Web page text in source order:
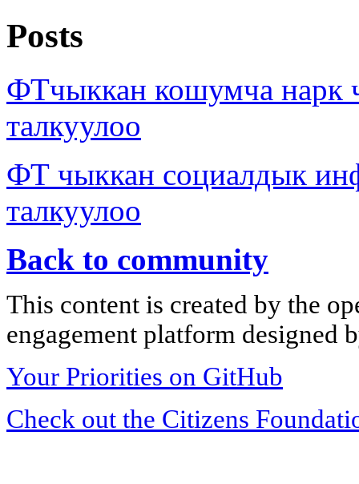
Posts
ФТчыккан кошумча нарк
талкуулоо
ФТ чыккан социалдык
талкуулоо
Back to community
This content is created by the
engagement platform designed
Your Priorities on GitHub
Check out the Citizens